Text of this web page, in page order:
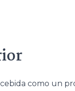
como un